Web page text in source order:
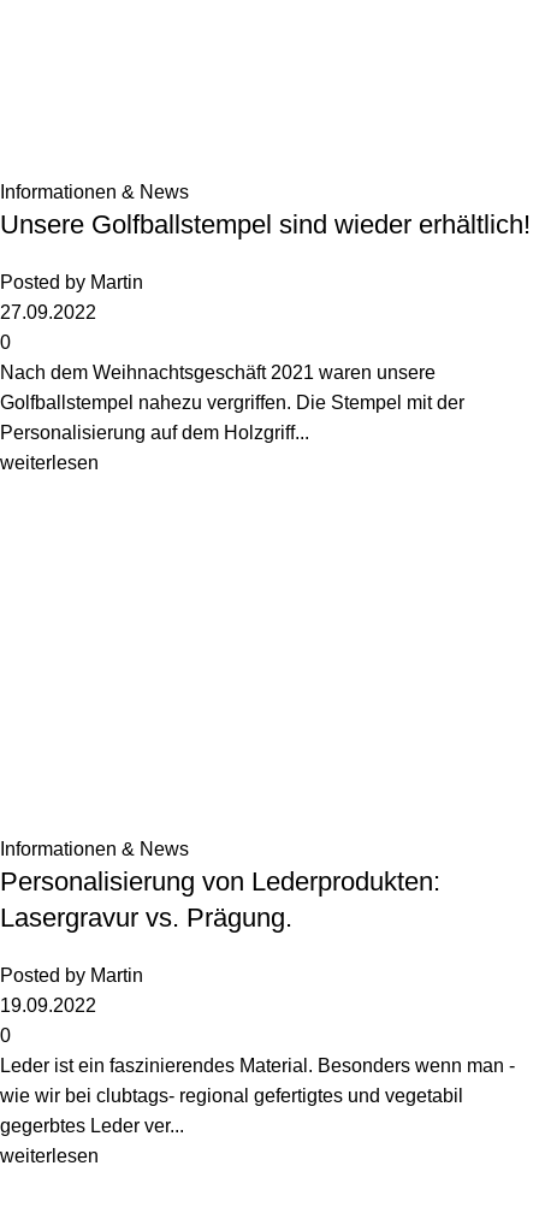
Informationen & News
Unsere Golfballstempel sind wieder erhältlich!
Posted by Martin
27.09.2022
0
Nach dem Weihnachtsgeschäft 2021 waren unsere
Golfballstempel nahezu vergriffen. Die Stempel mit der
Personalisierung auf dem Holzgriff...
weiterlesen
Informationen & News
Personalisierung von Lederprodukten:
Lasergravur vs. Prägung.
Posted by Martin
19.09.2022
0
Leder ist ein faszinierendes Material. Besonders wenn man -
wie wir bei clubtags- regional gefertigtes und vegetabil
gegerbtes Leder ver...
weiterlesen